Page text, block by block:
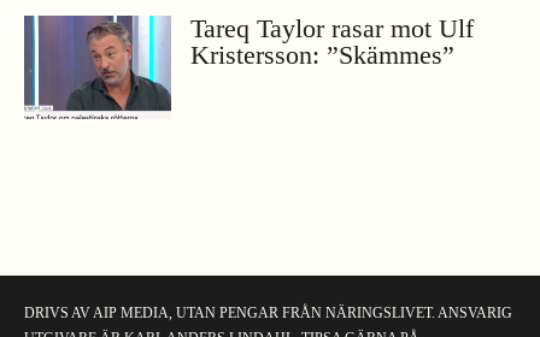
Tareq Taylor rasar mot Ulf
Kristersson: ”Skämmes”
DRIVS AVAIP MEDIA, UTAN PENGAR FRÅN NÄRINGSLIVET. ANSVARIG